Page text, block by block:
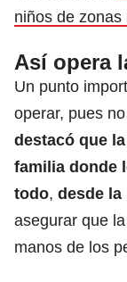
niños de
Así opera
Un punto
operar, pues
destacó que
familia donde
todo, desde la
asegurar que
manos de los